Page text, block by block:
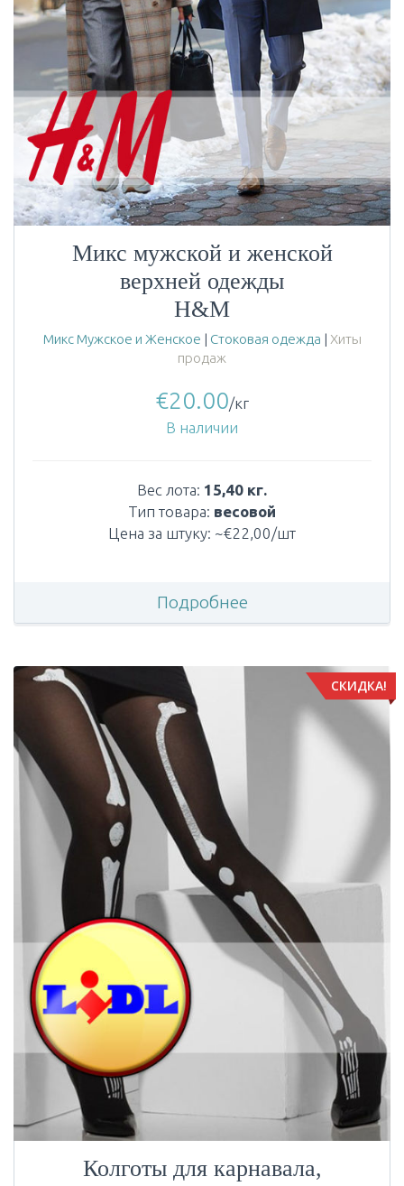
Микс мужской и женской
верхней одежды
H&M
Микс Мужское и Женское | Стоковая одежда | Хиты
продаж
€20.00/кг
В наличии
Вес лота: 15,40 кг.
Тип товара: весовой
Цена за штуку: ~€22,00/шт
Подробнее
СКИДКА!
Колготы для карнавала,